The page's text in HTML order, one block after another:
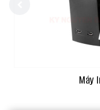
Máy